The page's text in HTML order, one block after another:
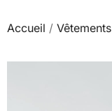
Accueil / Vêtements